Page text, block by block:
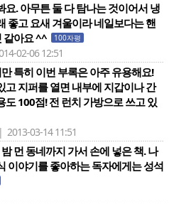
요. 아무튼 둘 다 탐나는 것이어서 냉
좋고 요새 겨울이라 네일보다는 핸
같아요 ^^
100자평
02-06 12:51
특히 이번 부록은 아주 유용해요!
고 지퍼를 열면 내부에 지갑이나 간
도 100점! 전 런치 가방으로 쓰고 있
03-14 11:51
먼 동네까지 가서 손에 넣은 책. 나
이야기를 좋아하는 독자에게는 성석